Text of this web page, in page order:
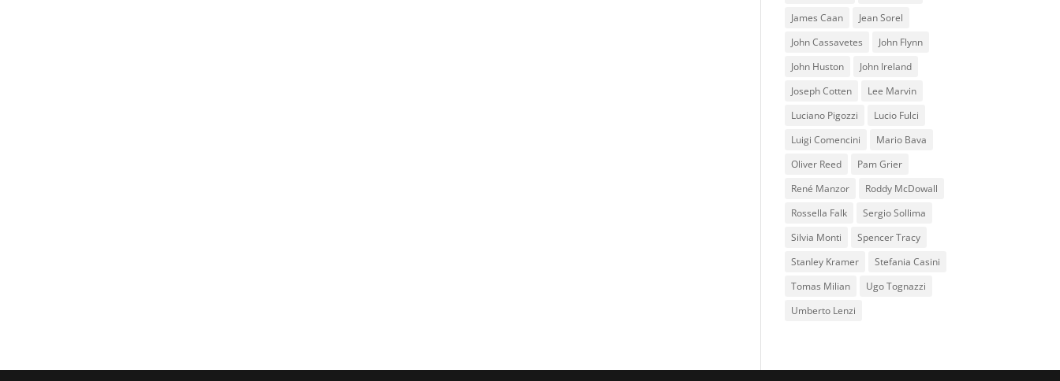
James Caan
Jean Sorel
John Cassavetes
John Flynn
John Huston
John Ireland
Joseph Cotten
Lee Marvin
Luciano Pigozzi
Lucio Fulci
Luigi Comencini
Mario Bava
Oliver Reed
Pam Grier
René Manzor
Roddy McDowall
Rossella Falk
Sergio Sollima
Silvia Monti
Spencer Tracy
Stanley Kramer
Stefania Casini
Tomas Milian
Ugo Tognazzi
Umberto Lenzi